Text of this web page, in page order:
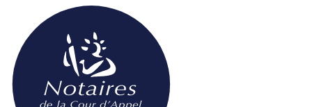
contenu
principal